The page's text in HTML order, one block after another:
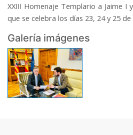
XXIII Homenaje Templario a Jaime I
que se celebra los días 23, 24 y 25 de
Galería imágenes